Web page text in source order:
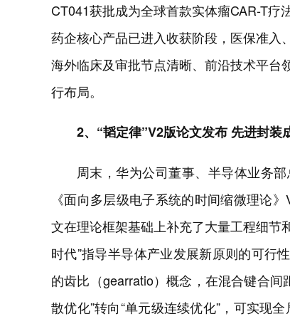
CT041获批成为全球首款实体瘤CAR-T
药企核心产品已进入收获阶段，医保准
海外临床及审批节点清晰、前沿技术平
行布局。
2、“韬定律”V2版论文发布 先进封装
周末，华为公司董事、半导体业务
《面向多层级电子系统的时间缩微理论
文在理论框架基础上补充了大量工程细节
时代”指导半导体产业发展新原则的可行
的齿比（gearratio）概念，在混合键合
散优化”转向“单元级连续优化”，可实现